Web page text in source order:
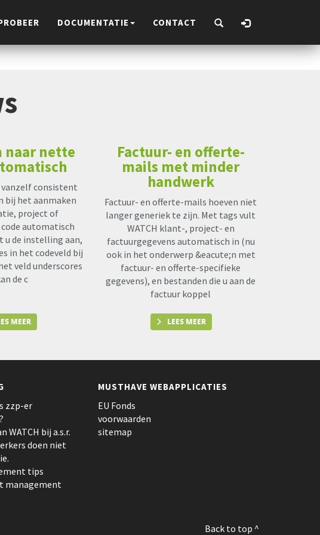
DOCUMENTATIE CONTACT
naar nette
consistent
bij het aanmaken
project of
automatisch
u de instelling aan,
in het codeveld bij
veld underscores
de c
MEER
Factuur- en offerte-
mails met minder
handwerk
Factuur- en offerte-mails hoeven niet
langer generiek te zijn. Met tags vult
WATCH klant-, project- en
factuurgegevens automatisch in (nu
ook in het onderwerp &eacute;n met
factuur- en offerte-specifieke
gegevens), en bestanden die u aan de
factuur koppel
LEES MEER
zzp-er
WATCH bij a.s.r.
doen niet
tips
management
MUSTHAVE WEBAPPLICATIES
EU Fonds
voorwaarden
sitemap
Back to top ^